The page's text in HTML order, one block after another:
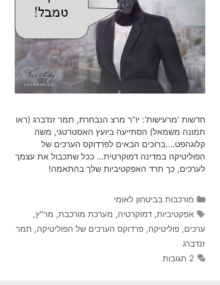
חדשות 'מרעישות': יו"ר מרצ הנבחרת, תמר זנדברג (ראו
תמונה משמאל) הסתייעה ביועץ האסטרטגי, משה
קלוגהפט….ברוכים הבאים לפרדוקס הערכים של
הפוליטיקה במדינה דמוקרטית… ככל שתכבול את עצמך
לערכים, כך תרד האפקטיביות שלך בהתאמה!
קטגוריות
מורכבות בביטחון לאומי
תגיות
אפקטיביות,דמוקרטיה, מערכת מורכבת, מר"ץ,
ערכים, פוליטיקה, פרדוקס הערכים של הפוליטיקה, תמר
זנדברג
2 תגובות